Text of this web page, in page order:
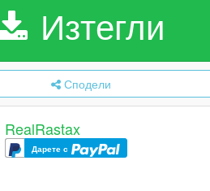
Изтегли
Сподели
RealRastax
Дарете с